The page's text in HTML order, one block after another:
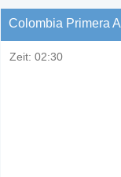
Colombia Primera A
Zeit: 02:30